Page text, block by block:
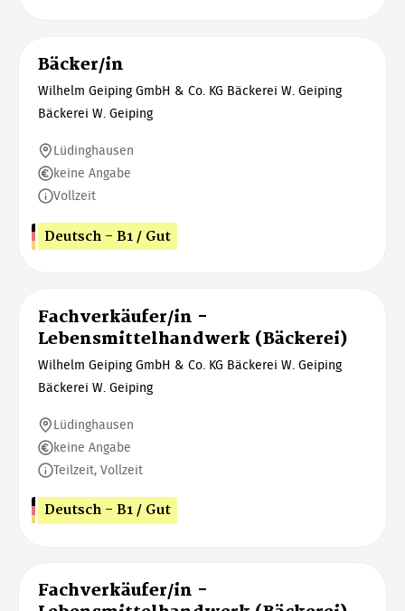
Bäcker/in
Wilhelm Geiping GmbH & Co. KG Bäckerei W. Geiping
Bäckerei W. Geiping
Lüdinghausen
keine Angabe
Vollzeit
Deutsch - B1 / Gut
Fachverkäufer/in -
Lebensmittelhandwerk (Bäckerei)
Wilhelm Geiping GmbH & Co. KG Bäckerei W. Geiping
Bäckerei W. Geiping
Lüdinghausen
keine Angabe
Teilzeit, Vollzeit
Deutsch - B1 / Gut
Fachverkäufer/in -